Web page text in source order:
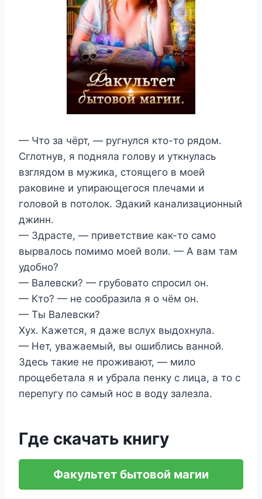
— Что за чёрт, — ругнулся кто-то рядом.
Сглотнув, я подняла голову и уткнулась
взглядом в мужика, стоящего в моей
раковине и упирающегося плечами и
головой в потолок. Эдакий канализационный
джинн.
— Здрасте, — приветствие как-то само
вырвалось помимо моей воли. — А вам там
удобно?
— Валевски? — грубовато спросил он.
— Кто? — не сообразила я о чём он.
— Ты Валевски?
Хух. Кажется, я даже вслух выдохнула.
— Нет, уважаемый, вы ошиблись ванной.
Здесь такие не проживают, — мило
прощебетала я и убрала пенку с лица, а то с
перепугу по самый нос в воду залезла.
Где скачать книгу
Факультет бытовой магии